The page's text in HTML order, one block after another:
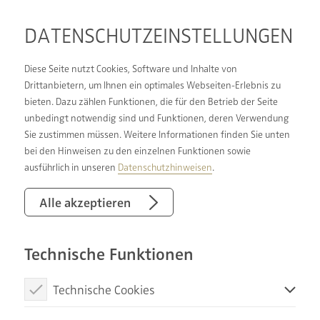
DATENSCHUTZ­EINSTELLUNGEN
Diese Seite nutzt Cookies, Software und Inhalte von
Drittanbietern, um Ihnen ein optimales Webseiten-Erlebnis zu
bieten. Dazu zählen Funktionen, die für den Betrieb der Seite
unbedingt notwendig sind und Funktionen, deren Verwendung
Sie zustimmen müssen. Weitere Informationen finden Sie unten
bei den Hinweisen zu den einzelnen Funktionen sowie
ausführlich in unseren Datenschutzhinweisen.
Alle akzeptieren
Technische Funktionen
Technische Cookies
BERUFLICHE
PERSPEKTIVE:
FINDEN SIE BEI UNS
Heizungsbauer und Badinstallateure umgehen:
Trinkwasser. Das Sanitär-, Heizung- und